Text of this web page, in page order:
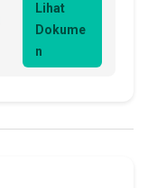
Lihat
Dokume
n